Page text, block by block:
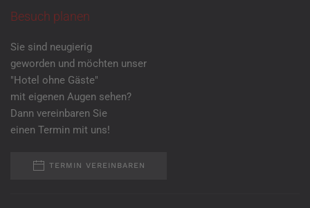
Besuch planen
Sie sind neugierig
geworden und möchten unser
"Hotel ohne Gäste"
mit eigenen Augen sehen?
Dann vereinbaren Sie
einen Termin mit uns!
TERMIN VEREINBAREN